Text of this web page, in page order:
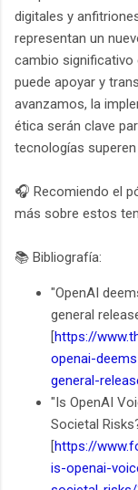
digitales y
representan un
cambio significativo
puede apoyar y
avanzamos, la
ética serán clave
tecnologías
🎧 Recomiendo el
más sobre estos
📚 Bibliografía:
"OpenAI
general
[https://
openai-
general-
"Is OpenAI
Societal
[https://
is-openai-